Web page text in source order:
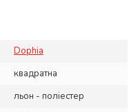
Dophia
квадратна
льон - поліестер